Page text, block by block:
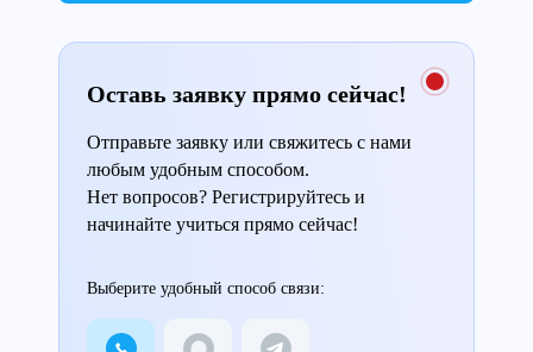
Оставь заявку прямо сейчас!
Отправьте заявку или свяжитесь с нами
любым удобным способом.
Нет вопросов? Регистрируйтесь и
начинайте учиться прямо сейчас!
Выберите удобный способ связи: